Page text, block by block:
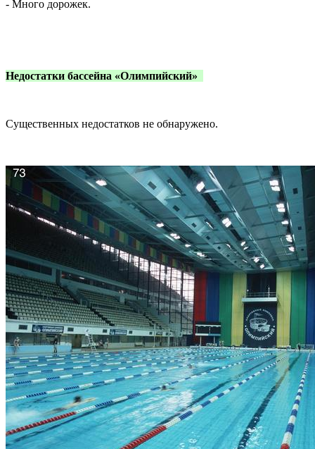
- Много дорожек.
Недостатки бассейна «Олимпийский»
Существенных недостатков не обнаружено.